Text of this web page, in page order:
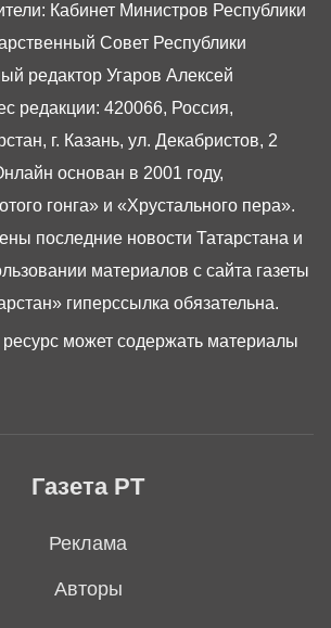
Газета РТ
Реклама
Авторы
Кабинет Министров Республики
Совет Республики
редактор Угаров Алексей
редакции: 420066, Россия,
г. Казань, ул. Декабристов, 2
основан в 2001 году,
гонга» и «Хрустального пера».
последние новости Татарстана и
материалов с сайта газеты
гиперссылка обязательна.
может содержать материалы